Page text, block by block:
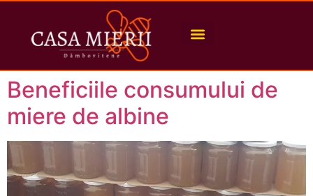
Beneficiile consumului de
miere de albine